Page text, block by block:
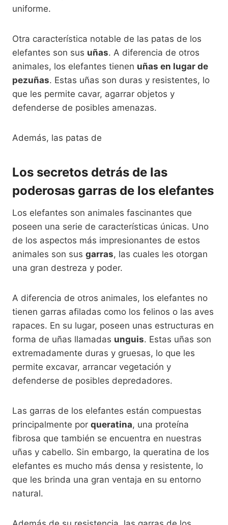
uniforme.
Otra característica notable de las patas de los
elefantes son sus uñas. A diferencia de otros
animales, los elefantes tienen uñas en lugar de
pezuñas. Estas uñas son duras y resistentes, lo
que les permite cavar, agarrar objetos y
defenderse de posibles amenazas.
Además, las patas de
Los secretos detrás de las
poderosas garras de los elefantes
Los elefantes son animales fascinantes que
poseen una serie de características únicas. Uno
de los aspectos más impresionantes de estos
animales son sus garras, las cuales les otorgan
una gran destreza y poder.
A diferencia de otros animales, los elefantes no
tienen garras afiladas como los felinos o las aves
rapaces. En su lugar, poseen unas estructuras en
forma de uñas llamadas unguis. Estas uñas son
extremadamente duras y gruesas, lo que les
permite excavar, arrancar vegetación y
defenderse de posibles depredadores.
Las garras de los elefantes están compuestas
principalmente por queratina, una proteína
fibrosa que también se encuentra en nuestras
uñas y cabello. Sin embargo, la queratina de los
elefantes es mucho más densa y resistente, lo
que les brinda una gran ventaja en su entorno
natural.